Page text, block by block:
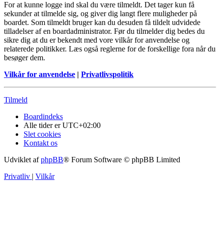
For at kunne logge ind skal du være tilmeldt. Det tager kun få
sekunder at tilmelde sig, og giver dig langt flere muligheder på
boardet. Som tilmeldt bruger kan du desuden få tildelt udvidede
tilladelser af en boardadministrator. Før du tilmelder dig bedes du
sikre dig at du er bekendt med vore vilkår for anvendelse og
relaterede politikker. Læs også reglerne for de forskellige fora når du
besøger dem.
Vilkår for anvendelse | Privatlivspolitik
Tilmeld
Boardindeks
Alle tider erUTC+02:00
Slet cookies
Kontakt os
Udviklet afphpBB® Forum Software © phpBB Limited
Privatliv | Vilkår